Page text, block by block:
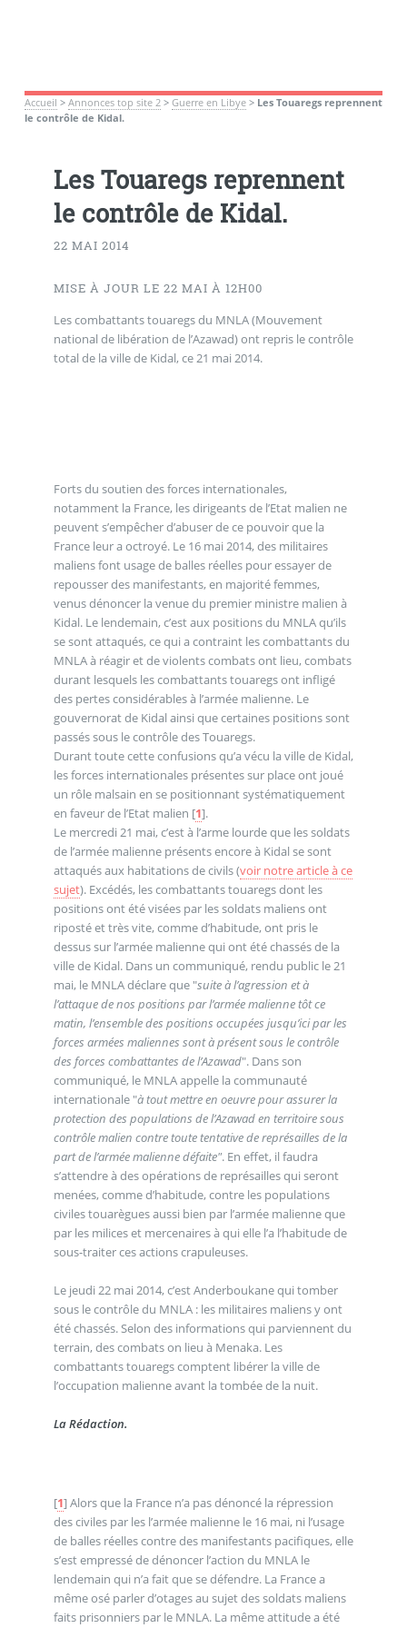
Accueil > Annonces top site 2> Guerre en Libye> Les Touaregs reprennent
le contrôle de Kidal.
Les Touaregs reprennent
le contrôle de Kidal.
22 MAI 2014
MISE À JOUR LE 22 MAI À 12H00
Les combattants touaregs du MNLA (Mouvement
national de libération de l’Azawad) ont repris le contrôle
total de la ville de Kidal, ce 21 mai 2014.
Forts du soutien des forces internationales,
notamment la France, les dirigeants de l’Etat malien ne
peuvent s’empêcher d’abuser de ce pouvoir que la
France leur a octroyé. Le 16 mai 2014, des militaires
maliens font usage de balles réelles pour essayer de
repousser des manifestants, en majorité femmes,
venus dénoncer la venue du premier ministre malien à
Kidal. Le lendemain, c’est aux positions du MNLA qu’ils
se sont attaqués, ce qui a contraint les combattants du
MNLA à réagir et de violents combats ont lieu, combats
durant lesquels les combattants touaregs ont infligé
des pertes considérables à l’armée malienne. Le
gouvernorat de Kidal ainsi que certaines positions sont
passés sous le contrôle des Touaregs.
Durant toute cette confusions qu’a vécu la ville de Kidal,
les forces internationales présentes sur place ont joué
un rôle malsain en se positionnant systématiquement
en faveur de l’Etat malien [1].
Le mercredi 21 mai, c’est à l’arme lourde que les soldats
de l’armée malienne présents encore à Kidal se sont
attaqués aux habitations de civils (voir notre article à ce
sujet). Excédés, les combattants touaregs dont les
positions ont été visées par les soldats maliens ont
riposté et très vite, comme d’habitude, ont pris le
dessus sur l’armée malienne qui ont été chassés de la
ville de Kidal. Dans un communiqué, rendu public le 21
mai, le MNLA déclare que "suite à l’agression et à
l’attaque de nos positions par l’armée malienne tôt ce
matin, l’ensemble des positions occupées jusqu’ici par les
forces armées maliennes sont à présent sous le contrôle
des forces combattantes de l’Azawad". Dans son
communiqué, le MNLA appelle la communauté
internationale "à tout mettre en oeuvre pour assurer la
protection des populations de l’Azawad en territoire sous
contrôle malien contre toute tentative de représailles de la
part de l’armée malienne défaite". En effet, il faudra
s’attendre à des opérations de représailles qui seront
menées, comme d’habitude, contre les populations
civiles touarègues aussi bien par l’armée malienne que
par les milices et mercenaires à qui elle l’a l’habitude de
sous-traiter ces actions crapuleuses.
Le jeudi 22 mai 2014, c’est Anderboukane qui tomber
sous le contrôle du MNLA : les militaires maliens y ont
été chassés. Selon des informations qui parviennent du
terrain, des combats on lieu à Menaka. Les
combattants touaregs comptent libérer la ville de
l’occupation malienne avant la tombée de la nuit.
La Rédaction.
[1]Alors que la France n’a pas dénoncé la répression
des civiles par les l’armée malienne le 16 mai, ni l’usage
de balles réelles contre des manifestants pacifiques, elle
s’est empressé de dénoncer l’action du MNLA le
lendemain qui n’a fait que se défendre. La France a
même osé parler d’otages au sujet des soldats maliens
faits prisonniers par le MNLA. La même attitude a été